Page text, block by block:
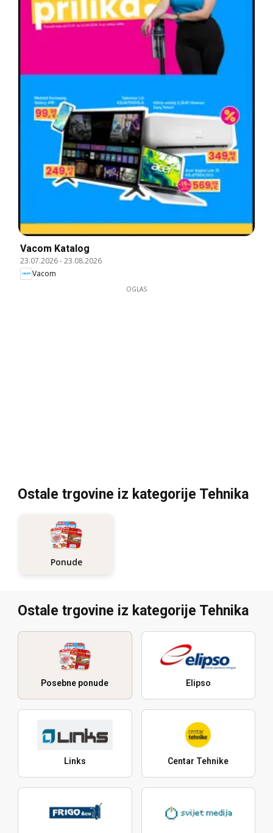
Vacom Katalog
23.07.2026-23.08.2026
Vacom
OGLAS
Ostale trgovine iz kategorije Tehnika
Ponude
Ostale trgovine iz kategorije Tehnika
Posebne ponude Elipso
Links Centar Tehnike